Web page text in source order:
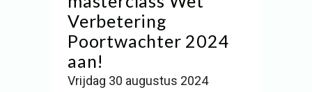
Verbetering
Poortwachter 2024
aan!
Vrijdag 30 augustus 2024